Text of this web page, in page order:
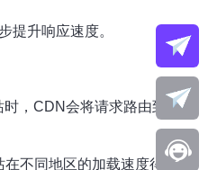
提升响应速度。
，CDN会将请求路由到最近
不同地区的加载速度得到显